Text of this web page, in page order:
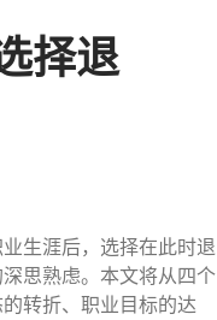
择退
生涯后，选择在此时退
思熟虑。本文将从四个
转折、职业目标的达